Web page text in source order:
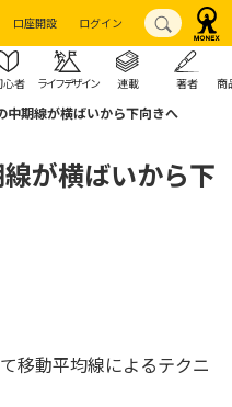
口座開設 ログイン
心者 ライフデザイン 連載 著者 商
中期線が横ばいから下向きへ
が横ばいから下
移動平均線によるテクニ